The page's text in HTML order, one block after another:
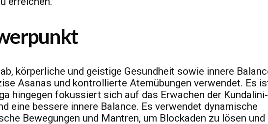
körperliche und geistige Gesundheit sowie innere
Asanas und kontrollierte Atemübungen verwendet. Es
hingegen fokussiert sich auf das Erwachen der
eine bessere innere Balance. Es verwendet dynamische
Bewegungen und Mantren, um Blockaden zu lösen und